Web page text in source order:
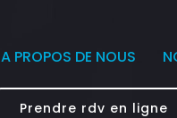
A PROPOS DE NOUS
Prendre rdv en ligne